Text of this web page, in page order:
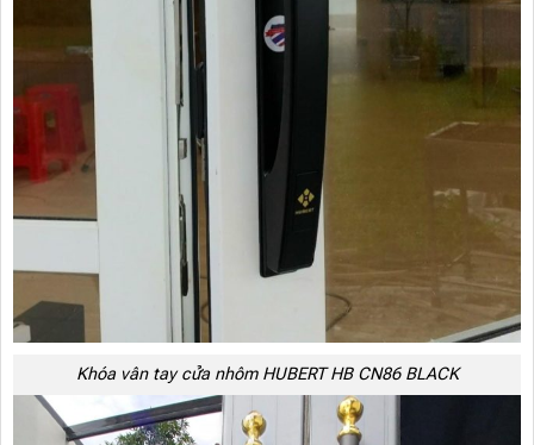
Khóa vân tay cửa nhôm HUBERT HB CN86 BLACK